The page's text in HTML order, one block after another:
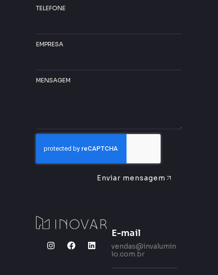
TELEFONE
EMPRESA
MENSAGEM
Enviar mensagem
E-mail
vendas@invalumin
io.com.br